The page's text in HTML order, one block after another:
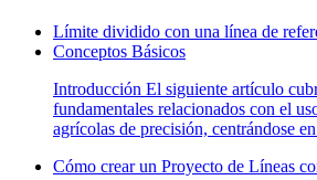
Límite dividido con una línea de
Conceptos Básicos
Introducción El siguiente artículo
fundamentales relacionados con el
agrícolas de precisión, centrándose
Cómo crear un Proyecto de Líneas